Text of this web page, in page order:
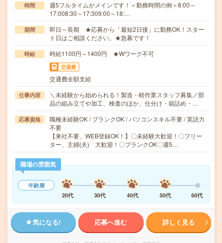
時間
週5フルタイムがメインです！＜勤務時間の例＞8:00～
17:008:30～17:309:00～18:…
期間
即日～長期 ★応募から「最短2日後」に勤務OK！スター
ト日はご相談ください。★急募です！
時給 時給1100円～1400円 ★Wワーク不可
交通費
交通費全額支給
仕事内容
＼未経験から始められる！製造・軽作業スタッフ募集／部
品の組み立てや加工、検査のほか、仕分け・箱詰め・…
応募資格
職種未経験OK / ブランクOK / パソコンスキル不要 / 英語力
不要
【来社不要、WEB登録OK！】〇未経験大歓迎！〇フリー
ター、主婦(夫) 大歓迎！〇ブランクOK〇週5…
職場の雰囲気
年齢層
20代
30代 40代 50代 60代
気になる! 応募へ進む 詳しく見る